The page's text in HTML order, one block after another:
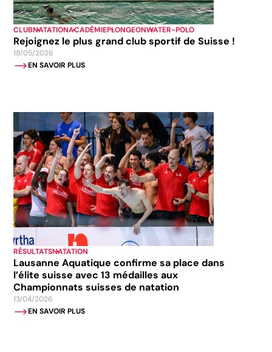
CLUBNATATIONACADÉMIEPLONGEONWATER-POLO
Rejoignez le plus grand club sportif de Suisse !
18/05/2026
EN SAVOIR PLUS
RÉSULTATSNATATION
Lausanne Aquatique confirme sa place dans
l’élite suisse avec 13 médailles aux
Championnats suisses de natation
13/04/2026
EN SAVOIR PLUS